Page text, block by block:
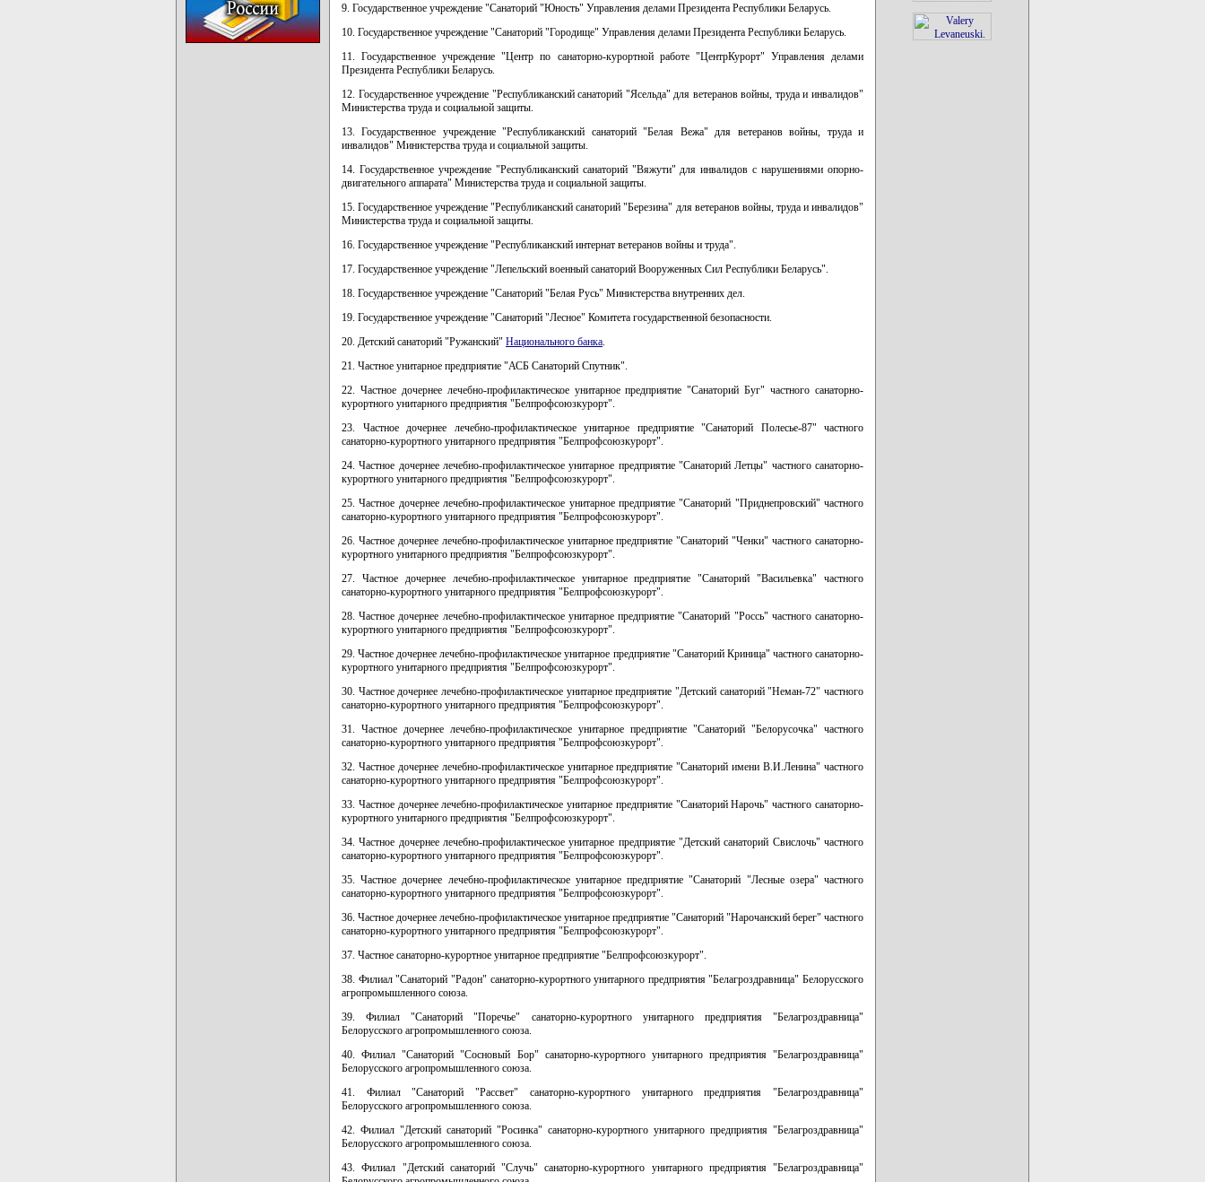
9. Государственное учреждение "Санаторий "Юность" Управления делами Президента Республики Беларусь.
10. Государственное учреждение "Санаторий "Городище" Управления делами Президента Республики Беларусь.
11. Государственное учреждение "Центр по санаторно-курортной работе "ЦентрКурорт" Управления делами
Президента Республики Беларусь.
12. Государственное учреждение "Республиканский санаторий "Ясельда" для ветеранов войны, труда и инвалидов"
Министерства труда и социальной защиты.
13. Государственное учреждение "Республиканский санаторий "Белая Вежа" для ветеранов войны, труда и
инвалидов" Министерства труда и социальной защиты.
14. Государственное учреждение "Республиканский санаторий "Вяжути" для инвалидов с нарушениями опорно-
двигательного аппарата" Министерства труда и социальной защиты.
15. Государственное учреждение "Республиканский санаторий "Березина" для ветеранов войны, труда и инвалидов"
Министерства труда и социальной защиты.
16. Государственное учреждение "Республиканский интернат ветеранов войны и труда".
17. Государственное учреждение "Лепельский военный санаторий Вооруженных Сил Республики Беларусь".
18. Государственное учреждение "Санаторий "Белая Русь" Министерства внутренних дел.
19. Государственное учреждение "Санаторий "Лесное" Комитета государственной безопасности.
20. Детский санаторий "Ружанский" Национального банка
21. Частное унитарное предприятие "АСБ Санаторий Спутник".
22. Частное дочернее лечебно-профилактическое унитарное предприятие "Санаторий Буг" частного санаторно-
курортного унитарного предприятия "Белпрофсоюзкурорт".
23. Частное дочернее лечебно-профилактическое унитарное предприятие "Санаторий Полесье-87" частного
санаторно-курортного унитарного предприятия "Белпрофсоюзкурорт".
24. Частное дочернее лечебно-профилактическое унитарное предприятие "Санаторий Летцы" частного санаторно-
курортного унитарного предприятия "Белпрофсоюзкурорт".
25. Частное дочернее лечебно-профилактическое унитарное предприятие "Санаторий "Приднепровский" частного
санаторно-курортного унитарного предприятия "Белпрофсоюзкурорт".
26. Частное дочернее лечебно-профилактическое унитарное предприятие "Санаторий "Ченки" частного санаторно-
курортного унитарного предприятия "Белпрофсоюзкурорт".
27. Частное дочернее лечебно-профилактическое унитарное предприятие "Санаторий "Васильевка" частного
санаторно-курортного унитарного предприятия "Белпрофсоюзкурорт".
28. Частное дочернее лечебно-профилактическое унитарное предприятие "Санаторий "Россь" частного санаторно-
курортного унитарного предприятия "Белпрофсоюзкурорт".
29. Частное дочернее лечебно-профилактическое унитарное предприятие "Санаторий Криница" частного санаторно-
курортного унитарного предприятия "Белпрофсоюзкурорт".
30. Частное дочернее лечебно-профилактическое унитарное предприятие "Детский санаторий "Неман-72" частного
санаторно-курортного унитарного предприятия "Белпрофсоюзкурорт".
31. Частное дочернее лечебно-профилактическое унитарное предприятие "Санаторий "Белорусочка" частного
санаторно-курортного унитарного предприятия "Белпрофсоюзкурорт".
32. Частное дочернее лечебно-профилактическое унитарное предприятие "Санаторий имени В.И.Ленина" частного
санаторно-курортного унитарного предприятия "Белпрофсоюзкурорт".
33. Частное дочернее лечебно-профилактическое унитарное предприятие "Санаторий Нарочь" частного санаторно-
курортного унитарного предприятия "Белпрофсоюзкурорт".
34. Частное дочернее лечебно-профилактическое унитарное предприятие "Детский санаторий Свислочь" частного
санаторно-курортного унитарного предприятия "Белпрофсоюзкурорт".
35. Частное дочернее лечебно-профилактическое унитарное предприятие "Санаторий "Лесные озера" частного
санаторно-курортного унитарного предприятия "Белпрофсоюзкурорт".
36. Частное дочернее лечебно-профилактическое унитарное предприятие "Санаторий "Нарочанский берег" частного
санаторно-курортного унитарного предприятия "Белпрофсоюзкурорт".
37. Частное санаторно-курортное унитарное предприятие "Белпрофсоюзкурорт".
38. Филиал "Санаторий "Радон" санаторно-курортного унитарного предприятия "Белагроздравница" Белорусского
агропромышленного союза.
39. Филиал "Санаторий "Поречье" санаторно-курортного унитарного предприятия "Белагроздравница"
Белорусского агропромышленного союза.
40. Филиал "Санаторий "Сосновый Бор" санаторно-курортного унитарного предприятия "Белагроздравница"
Белорусского агропромышленного союза.
41. Филиал "Санаторий "Рассвет" санаторно-курортного унитарного предприятия "Белагроздравница"
Белорусского агропромышленного союза.
42. Филиал "Детский санаторий "Росинка" санаторно-курортного унитарного предприятия "Белагроздравница"
Белорусского агропромышленного союза.
43. Филиал "Детский санаторий "Случь" санаторно-курортного унитарного предприятия "Белагроздравница"